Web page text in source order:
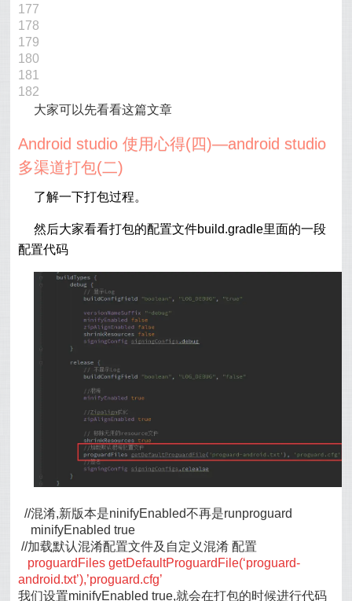
177
178
179
180
181
182
大家可以先看看这篇文章
Android studio 使用心得(四)—android studio
多渠道打包(二)
了解一下打包过程。
然后大家看看打包的配置文件build.gradle里面的一段
配置代码
//混淆,新版本是ninifyEnabled不再是runproguard
minifyEnabled true
//加载默认混淆配置文件及自定义混淆 配置
proguardFiles getDefaultProguardFile(‘proguard-
android.txt’),’proguard.cfg’
我们设置minifyEnabled true,就会在打包的时候进行代码